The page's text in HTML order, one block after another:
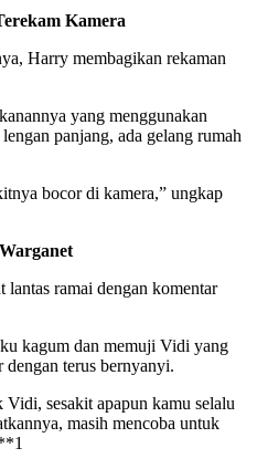
Kamera
Harry membagikan rekaman
yang menggunakan
panjang, ada gelang rumah
bocor di kamera,” ungkap
ramai dengan komentar
kagum dan memuji Vidi yang
terus bernyanyi.
sesakit apapun kamu selalu
masih mencoba untuk